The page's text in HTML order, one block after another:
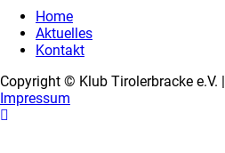
Home
Aktuelles
Kontakt
Copyright © Klub Tirolerbracke e.V. |
Impressum